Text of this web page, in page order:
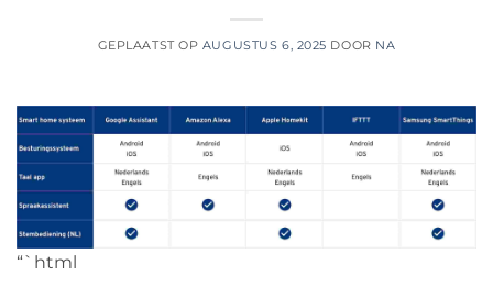
GEPLAATST OP AUGUSTUS 6, 2025 DOOR NA
“`html